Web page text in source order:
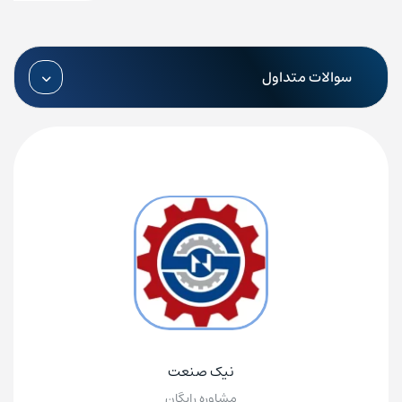
انکودر
با 2 خروجی سرعت بالا تا 10KHZ
ظرفیت حافظه برنامه 8K STEP
کارشناسان فروش ما در ارتباط باشید. همچنین در صورتی که
علاقه‌مند به یادگیری کار با PLC هستید، می توانید به بخش
سوالات متداول
نیک صنعت